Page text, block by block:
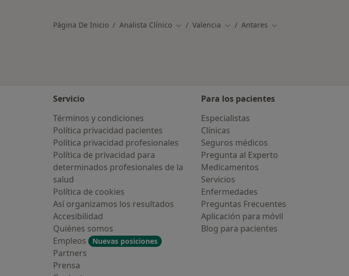
Página De Inicio Analista Clínico Cambiar de ciudad
Valencia Cambiar de ciudad
Antares Cambiar de ciudad
Servicio
Términos y condiciones
Política privacidad pacientes
Política privacidad profesionales
Política de privacidad para
determinados profesionales de la
salud
Política de cookies
Así organizamos los resultados
Accesibilidad
Quiénes somos
Empleos
Nuevas posiciones
Partners
Prensa
Para los pacientes
Especialistas
Clínicas
Seguros médicos
Pregunta al Experto
Medicamentos
Servicios
Enfermedades
Preguntas Frecuentes
Aplicación para móvil
Blog para pacientes